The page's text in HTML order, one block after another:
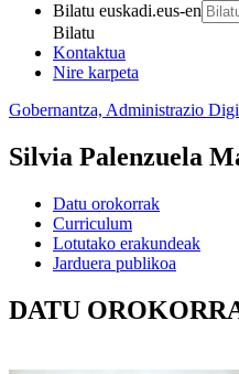
Bilatu euskadi.eus-en
Bilatu
Kontaktua
Nire karpeta
Gobernantza, Administrazio
Silvia Palenzuela
Datu orokorrak
Curriculum
Lotutako erakundeak
Jarduera publikoa
DATU